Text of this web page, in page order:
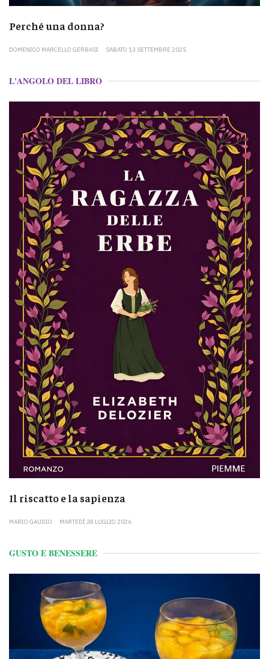
Perché una donna?
DOMENICO MARCELLO GERBASI SABATO 13 SETTEMBRE 2025
L'ANGOLO DEL LIBRO
Il riscatto e la sapienza
MARIO GAUDIO MARTEDÌ 28 LUGLIO 2026
GUSTO E BENESSERE